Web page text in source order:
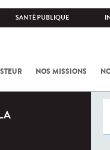
SANTÉ PUBLIQUE
NOS MISSIONS